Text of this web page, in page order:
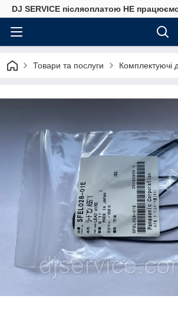
DJ SERVICE пiсляоплатою НЕ
Товари та послуги Комплектуючі